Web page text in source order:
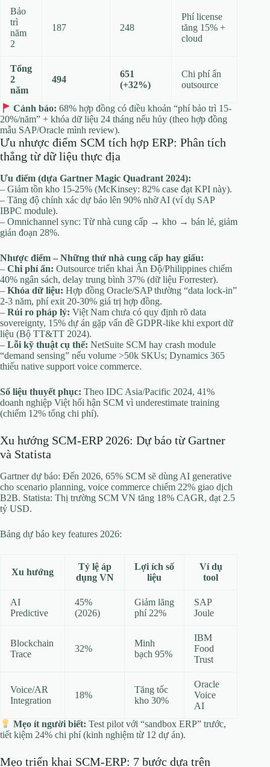
Bảo
trì
năm
2
187 248
Phí license
tăng 15% +
cloud
Tổng
2
năm
494
651
(+32%)
Chi phí ẩn
outsource
Cảnh báo: 68% hợp đồng có điều khoản “phí bảo trì 15-
20%/năm” + khóa dữ liệu 24 tháng nếu hủy (theo hợp đồng
mẫu SAP/Oracle mình review).
Ưu nhược điểm SCM tích hợp ERP: Phân tích
thẳng từ dữ liệu thực địa
Ưu điểm (dựa Gartner Magic Quadrant 2024):
– Giảm tồn kho 15-25% (McKinsey: 82% case đạt KPI này).
– Tăng độ chính xác dự báo lên 90% nhờ AI (ví dụ SAP
IBPC module).
– Omnichannel sync: Từ nhà cung cấp → kho → bán lẻ, giảm
gián đoạn 28%.
Nhược điểm – Những thứ nhà cung cấp hay giấu:
– Chi phí ẩn: Outsource triển khai Ấn Độ/Philippines chiếm
40% ngân sách, delay trung bình 37% (dữ liệu Forrester).
– Khóa dữ liệu: Hợp đồng Oracle/SAP thường “data lock-in”
2-3 năm, phí exit 20-30% giá trị hợp đồng.
– Rủi ro pháp lý: Việt Nam chưa có quy định rõ data
sovereignty, 15% dự án gặp vấn đề GDPR-like khi export dữ
liệu (Bộ TT&TT 2024).
– Lỗi kỹ thuật cụ thể: NetSuite SCM hay crash module
“demand sensing” nếu volume >50k SKUs; Dynamics 365
thiếu native support voice commerce.
Số liệu thuyết phục: Theo IDC Asia/Pacific 2024, 41%
doanh nghiệp Việt hối hận SCM vì underestimate training
(chiếm 12% tổng chi phí).
Xu hướng SCM-ERP 2026: Dự báo từ Gartner
và Statista
Gartner dự báo: Đến 2026, 65% SCM sẽ dùng AI generative
cho scenario planning, voice commerce chiếm 22% giao dịch
B2B. Statista: Thị trường SCM VN tăng 18% CAGR, đạt 2.5
tỷ USD.
Bảng dự báo key features 2026:
Xu hướng
Tỷ lệ áp
dụng VN
Lợi ích số
liệu
Ví dụ
tool
AI
Predictive
45%
(2026)
Giảm lãng
phí 22%
SAP
Joule
Blockchain
Trace
32%
Minh
bạch 95%
IBM
Food
Trust
Voice/AR
Integration
18%
Tăng tốc
kho 30%
Oracle
Voice
AI
Mẹo ít người biết: Test pilot với “sandbox ERP” trước,
tiết kiệm 24% chi phí (kinh nghiệm từ 12 dự án).
Mẹo triển khai SCM-ERP: 7 bước dựa trên